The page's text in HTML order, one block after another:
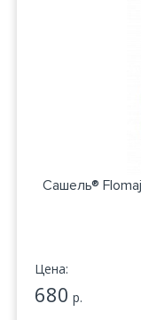
Сашель®
Цена:
680 р.